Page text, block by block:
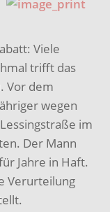
Viele
trifft das
Vor dem
wegen
im
Der Mann
Jahre in Haft.
Verurteilung